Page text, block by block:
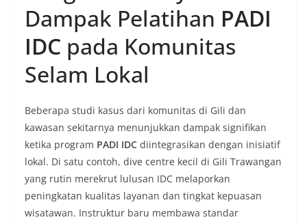
Dampak Pelatihan PADI
IDC pada Komunitas
Selam Lokal
Beberapa studi kasus dari komunitas di Gili dan
kawasan sekitarnya menunjukkan dampak signifikan
ketika program PADI IDC diintegrasikan dengan inisiatif
lokal. Di satu contoh, dive centre kecil di Gili Trawangan
yang rutin merekrut lulusan IDC melaporkan
peningkatan kualitas layanan dan tingkat kepuasan
wisatawan. Instruktur baru membawa standar